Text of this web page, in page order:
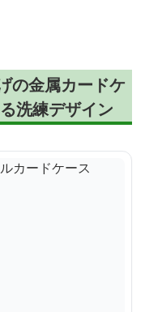
の金属カードケ
洗練デザイン